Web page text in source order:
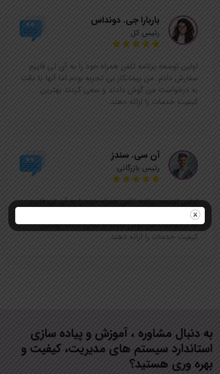
باربارا جی. دونداس
رئیس کل
اولین توسعه برنامه تلفن همراه خود را به آی تی فایرم
سفارش دادم. من پیمانکار بی تجربه بودم اما آنها با دقت
به درخواست من گوش دادند و سعی کردند بهترین
کیفیت خدمات را ارائه دهند.
آن سی. سندز
رئیس بازرگانی
اولین توسعه برنامه تلفن همراه خود را به آی تی فایرم
سفارش دادم. من پیمانکار بی تجربه بودم اما آنها با دقت
به درخواست من گوش دادند و سعی کردند بهترین
کیفیت خدمات را ارائه دهند.
به دنبال مشاوره ، آموزش و پیاده سازی
استاندارد سيستم هاي مديريت، کیفیت و
بهره وری هستید؟